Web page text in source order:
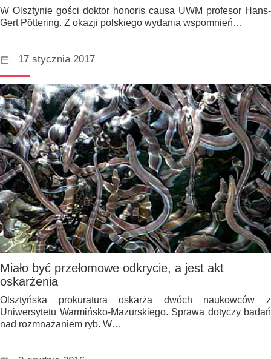
W Olsztynie gości doktor honoris causa UWM profesor Hans-
Gert Pöttering. Z okazji polskiego wydania wspomnień…
17 stycznia 2017
Miało być przełomowe odkrycie, a jest akt
oskarżenia
Olsztyńska prokuratura oskarża dwóch naukowców z
Uniwersytetu Warmińsko-Mazurskiego. Sprawa dotyczy badań
nad rozmnażaniem ryb. W…